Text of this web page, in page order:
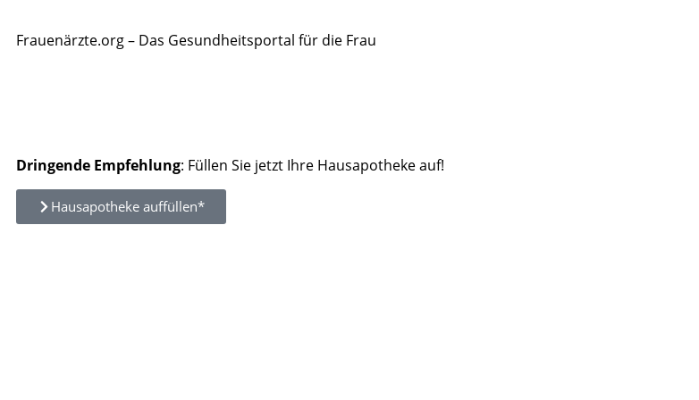
Frauenärzte.org – Das Gesundheitsportal für die Frau
Dringende Empfehlung: Füllen Sie jetzt Ihre Hausapotheke auf!
Hausapotheke auffüllen*